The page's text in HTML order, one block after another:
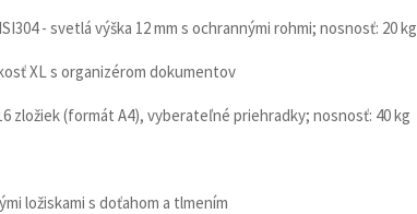
- svetlá výška 12 mm s ochrannými rohmi; nosnosť: 20 kg
XL s organizérom dokumentov
zložiek (formát A4), vyberateľné priehradky; nosnosť: 40 kg
ložiskami s doťahom a tlmením